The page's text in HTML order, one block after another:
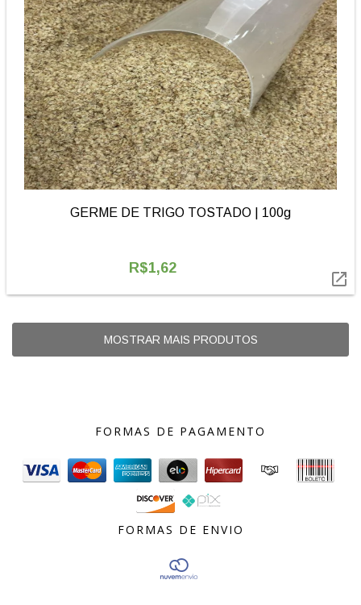
GERME DE TRIGO TOSTADO | 100g
R$1,62

MOSTRAR MAIS PRODUTOS
FORMAS DE PAGAMENTO
FORMAS DE ENVIO